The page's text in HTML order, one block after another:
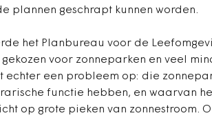
plannen geschrapt kunnen worden.
het Planbureau voor de
voor zonneparken en veel
echter een probleem op: die
functie hebben, en waarvan
op grote pieken van zonnestroom.